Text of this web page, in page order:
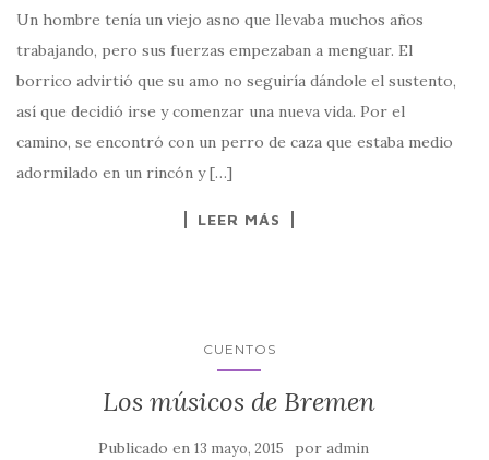
Un hombre tenía un viejo asno que llevaba muchos años
trabajando, pero sus fuerzas empezaban a menguar. El
borrico advirtió que su amo no seguiría dándole el sustento,
así que decidió irse y comenzar una nueva vida. Por el
camino, se encontró con un perro de caza que estaba medio
adormilado en un rincón y […]
LEER MÁS
CUENTOS
Los músicos de Bremen
Publicado en 13 mayo, 2015 por admin